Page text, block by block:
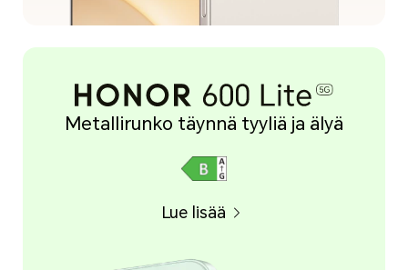
Metallirunko täynnä tyyliä ja älyä
Lue lisää